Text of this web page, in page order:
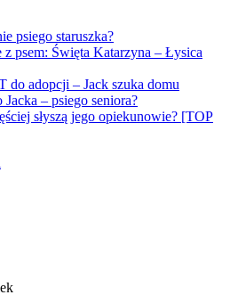
psiego staruszka?
psem: Święta Katarzyna – Łysica
do adopcji – Jack szuka domu
Jacka – psiego seniora?
słyszą jego opiekunowie? [TOP